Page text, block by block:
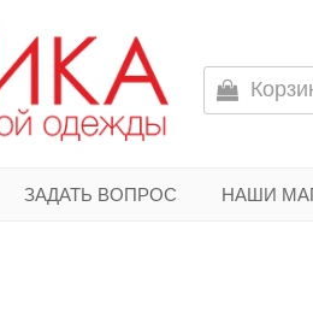
ЗАДАТЬ ВОПРОС НАШИ